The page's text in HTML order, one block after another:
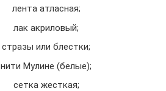
лента атласная;
лак акриловый;
стразы или блестки;
нити Мулине (белые);
сетка жесткая;